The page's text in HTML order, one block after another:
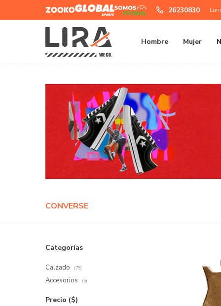
Hombre Mujer
Futbol
26230830
CONVERSE
Categorías
Calzado (75)
Accesorios (5)
Precio ($)